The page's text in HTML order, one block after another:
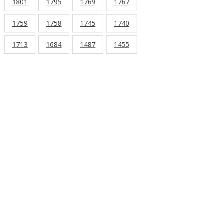
1759 1758 1745 1740
1713 1684 1487 1455